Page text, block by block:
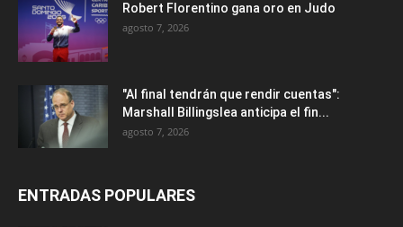
Robert Florentino gana oro en Judo
agosto 7, 2026
"Al final tendrán que rendir cuentas":
Marshall Billingslea anticipa el fin...
agosto 7, 2026
ENTRADAS POPULARES